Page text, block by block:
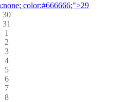
color:#666666;">29
30
31
1
2
3
4
5
6
7
8